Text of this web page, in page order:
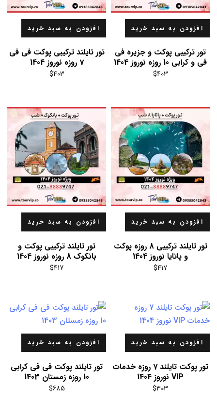
افزودن به سبد خرید
تور ترکیبی پوکت و جزیره فی
فی و کرابی 10 روزه نوروز 1404
$403
افزودن به سبد خرید
تور تایلند ترکیبی پوکت فی فی
7 روزه نوروز 1404
$403
افزودن به سبد خرید
تور تایلند ترکیبی 8 روزه پوکت
و پاتایا نوروز 1404
$417
افزودن به سبد خرید
تور تایلند ترکیبی پوکت و
بانکوک 8 روزه نوروز 1404
$417
افزودن به سبد خرید
تور پوکت تایلند 7 روزه خدمات
VIP نوروز 1404
$303
افزودن به سبد خرید
تور تایلند پوکت فی فی کرابی
10 روزه زمستان 1403
$685